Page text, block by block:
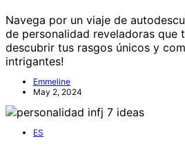
Navega por un viaje de
de personalidad reveladoras que
descubrir tus rasgos únicos y
intrigantes!
Emmeline
May 2, 2024
ES